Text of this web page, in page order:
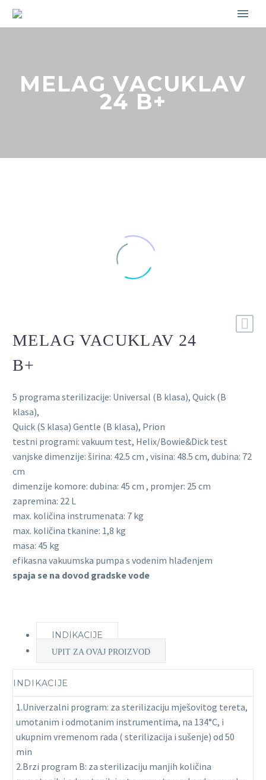
MELAG VACUKLAV
24 B+
MELAG VACUKLAV 24
B+
5 programa sterilizacije: Universal (B klasa), Quick (B
klasa),
Quick (S klasa) Gentle (B klasa), Prion
testni programi: vakuum test, Helix/Bowie&Dick test
vanjske dimenzije: širina: 42.5 cm , visina: 48.5 cm, dubina: 72
cm
dimenzije komore: dubina: 45 cm , promjer: 25 cm
zapremina: 22 L
max. količina instrumenata: 7 kg
max. količina tkanine: 1,8 kg
masa: 45 kg
efikasna vakuumska pumpa s vodenim hlađenjem
spaja se na dovod gradske vode
INDIKACIJE
UPIT ZA OVAJ PROIZVOD
INDIKACIJE
1.Univerzalni program: za sterilizaciju mješovitog tereta,
umotanim i odmotanim instrumentima, na 134°C, i
ukupnim vremenom rada ( sterilizacija i sušenje) od 50
min
2.Brzi program B: za sterilizaciju manjih količina